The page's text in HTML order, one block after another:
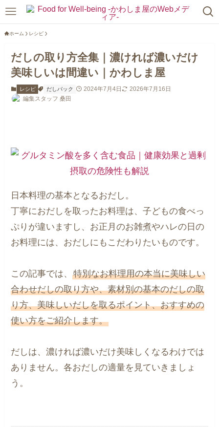
ホーム レシピ
だしの取り方全集｜濃ければ濃いだけ
美味しいは間違い｜かわしま屋
レシピ だしパック 2024年7月4日
2026年7月16日
編集スタッフ 桑田
日本料理の基本となるおだし。
丁寧におだしを取ったお料理は、子どもの食べっ
ぷりが違いますし、お正月のお雑煮やハレの日の
お料理には、おだしにもこだわりたいものです。
この記事では、特別なお料理用の本当に美味しい
合わせだしの取り方や、素材別の基本のだしの取
り方、美味しいだしを取るポイント、おすすめの
使い方をご紹介します。
だしは、濃ければ濃いだけ美味しくなるわけでは
ありません。各おだしの適量を見ていきましょ
う。